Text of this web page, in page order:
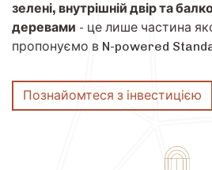
зелені, внутрішній двір та
деревами - це лише частина
пропонуємо в N-powered
Познайомтеся з інвестицією